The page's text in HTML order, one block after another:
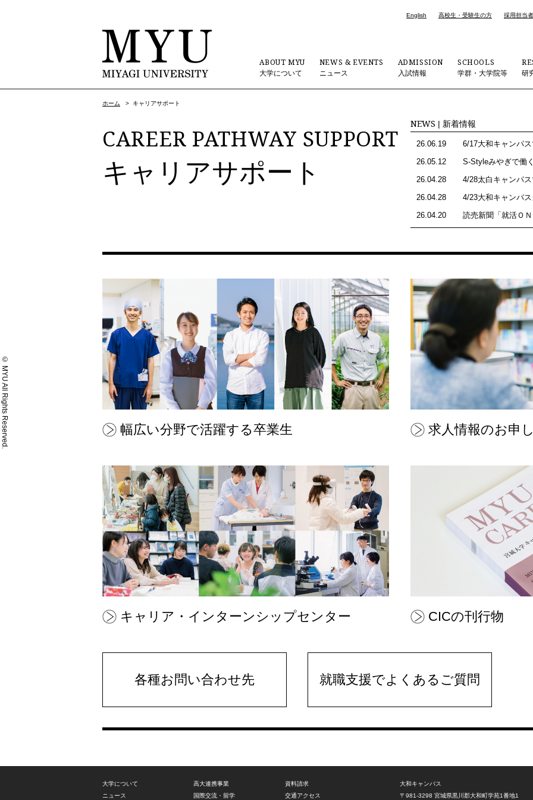
English 高校生・受験生の方 採用担当
ABOUT MYU
大学について
NEWS & EVENTS
ニュース
ADMISSION
入試情報
SCHOOLS
学群・大学院等 研
ホーム > キャリアサポート
CAREER PATHWAY SUPPORT
キャリアサポート
NEWS | 新着情報
26.06.19
26.05.12
26.04.28
26.04.28
26.04.20
幅広い分野で活躍する卒業生 求人情報のお申
キャリア・インターンシップセンター CICの刊行物
各種お問い合わせ先 就職支援でよくあるご質問
大和キャンパス
〒981-3298 宮城県黒川郡大和町学苑1番地1
大学について
ニュース
高大連携事業
国際交流・留学
資料請求
交通アクセス
© MYU All Rights Reserved.